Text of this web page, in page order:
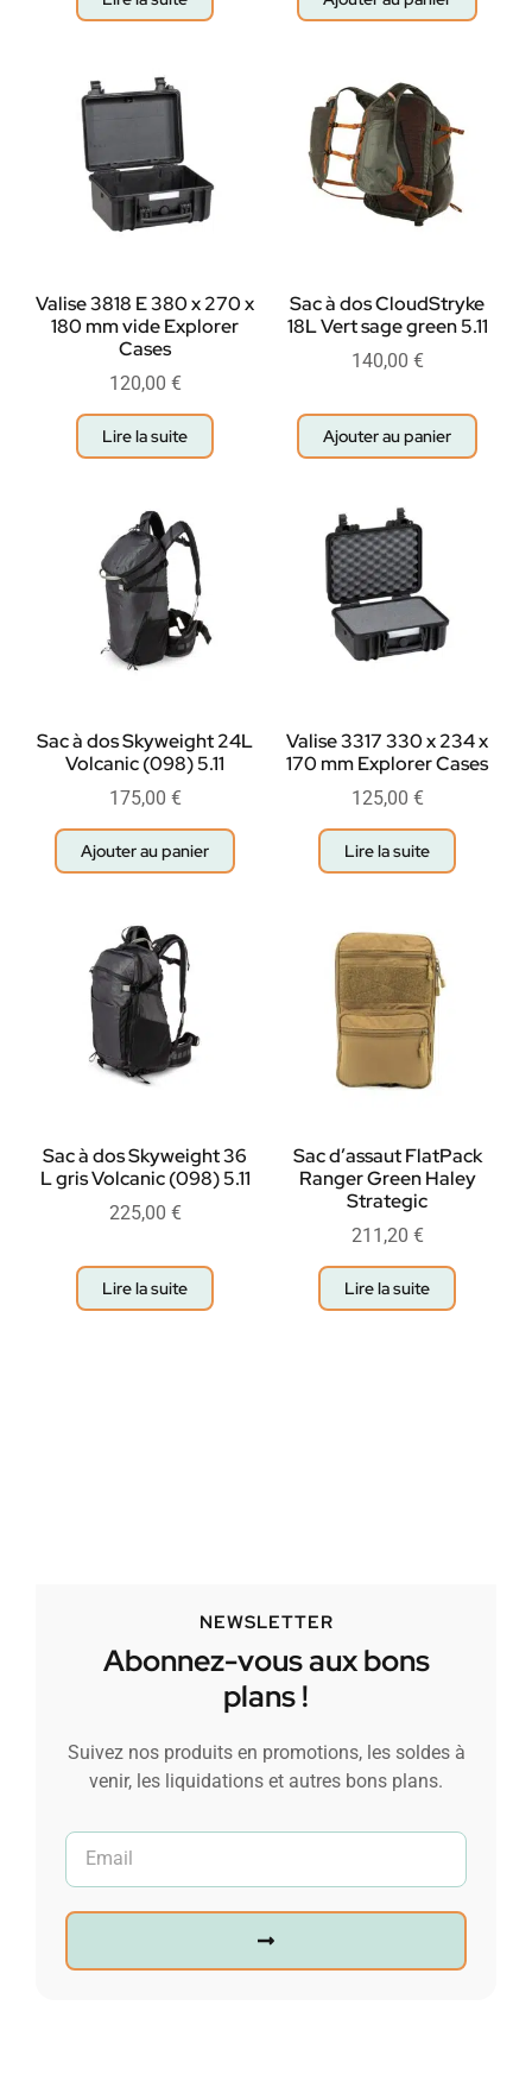
Valise 3818 E 380 x 270 x
180 mm vide Explorer
Cases
120,00 €
Lire la suite
Sac à dos CloudStryke
18L Vert sage green 5.11
140,00 €
Ajouter au panier
Sac à dos Skyweight 24L
Volcanic (098) 5.11
175,00 €
Ajouter au panier
Valise 3317 330 x 234 x
170 mm Explorer Cases
125,00 €
Lire la suite
Sac à dos Skyweight 36
L gris Volcanic (098) 5.11
225,00 €
Lire la suite
Sac d’assaut FlatPack
Ranger Green Haley
Strategic
211,20 €
Lire la suite
NEWSLETTER
Abonnez-vous aux bons
plans !
Suivez nos produits en promotions, les soldes à
venir, les liquidations et autres bons plans.